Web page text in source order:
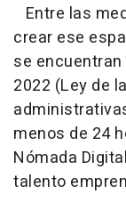
Entre las
crear ese
se
2022 (Ley de
menos de 24
Nómada
talento